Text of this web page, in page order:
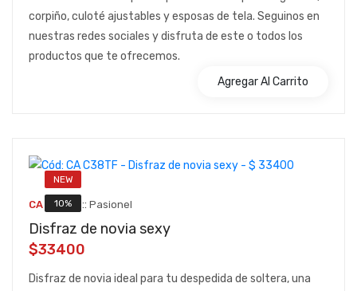
corpiño, culoté ajustables y esposas de tela. Seguinos en
nuestras redes sociales y disfruta de este o todos los
productos que te ofrecemos.
Agregar Al Carrito
NEW
10%
CA C38TF :: Pasionel
Disfraz de novia sexy
$33400
Disfraz de novia ideal para tu despedida de soltera, una